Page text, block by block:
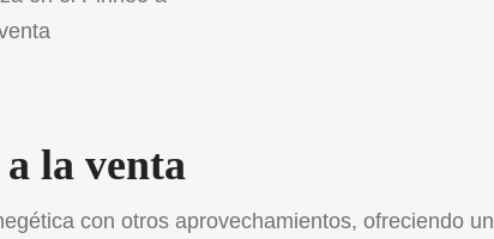
la venta
con otros aprovechamientos, ofreciendo un